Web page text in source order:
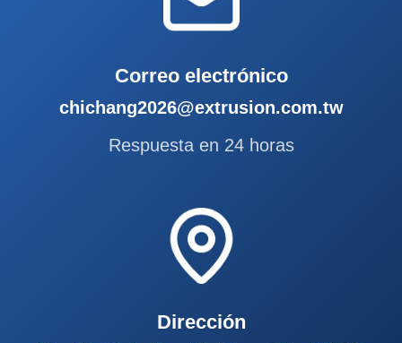
Correo electrónico
chichang2026@extrusion.com.tw
Respuesta en 24 horas
Dirección